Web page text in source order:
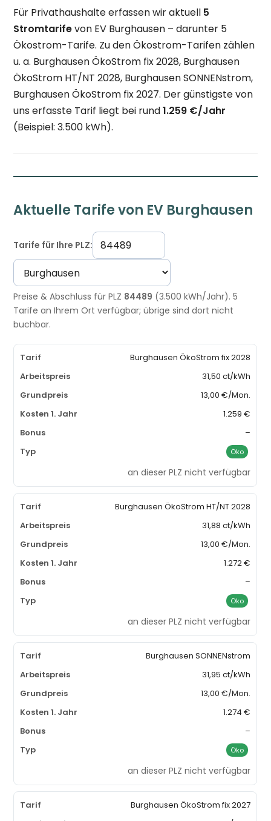
Für Privathaushalte erfassen wir aktuell 5
Stromtarifevon EV Burghausen – darunter 5
Ökostrom-Tarife. Zu den Ökostrom-Tarifen zählen
u. a. Burghausen ÖkoStrom fix 2028, Burghausen
ÖkoStrom HT/NT 2028, Burghausen SONNENstrom,
Burghausen ÖkoStrom fix 2027. Der günstigste von
uns erfasste Tarif liegt bei rund1.259 €/Jahr
(Beispiel: 3.500 kWh).
Aktuelle Tarife von EV Burghausen
Tarife für Ihre PLZ:
Preise & Abschluss für PLZ 84489 (3.500 kWh/Jahr). 5
Tarife an Ihrem Ort verfügbar; übrige sind dort nicht
buchbar.
Burghausen ÖkoStrom fix 2028
31,50 ct/kWh
13,00 €/Mon.
1.259 €
–
Öko
an dieser PLZ nicht verfügbar
Burghausen ÖkoStrom HT/NT 2028
31,88 ct/kWh
13,00 €/Mon.
1.272 €
–
Öko
an dieser PLZ nicht verfügbar
Burghausen SONNENstrom
31,95 ct/kWh
13,00 €/Mon.
1.274 €
–
Öko
an dieser PLZ nicht verfügbar
Burghausen ÖkoStrom fix 2027